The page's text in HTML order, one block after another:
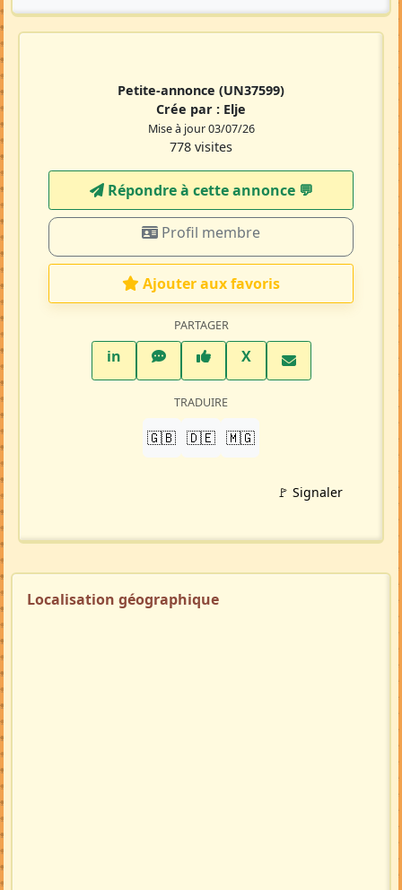
Petite-annonce (UN37599)
Crée par : Elje
Mise à jour 03/07/26
778 visites
Répondre à cette annonce 💬​
Profil membre
Ajouter aux favoris
PARTAGER
inLinkedInWhatsAppFacebook
XTwitter X
TRADUIRE
🇬🇧 🇩🇪 🇲🇬
🚩 Signaler
Localisation géographique